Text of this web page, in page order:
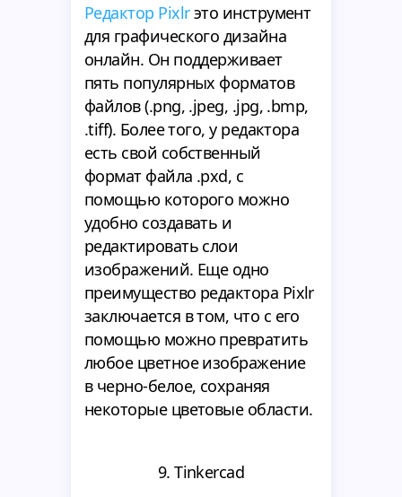
Редактор Pixlrэто инструмент
для графического дизайна
онлайн. Он поддерживает
пять популярных форматов
файлов (.png, .jpeg, .jpg, .bmp,
.tiff). Более того, у редактора
есть свой собственный
формат файла .pxd, с
помощью которого можно
удобно создавать и
редактировать слои
изображений. Еще одно
преимущество редактора Pixlr
заключается в том, что с его
помощью можно превратить
любое цветное изображение
в черно-белое, сохраняя
некоторые цветовые области.
9. Tinkercad